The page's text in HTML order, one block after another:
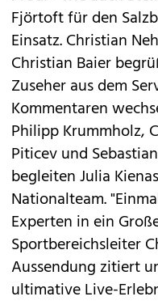
Fjörtoft für den
Einsatz. Christian
Christian Baier
Zuseher aus dem
Kommentaren
Philipp Krummholz,
Piticev und
begleiten Julia
Nationalteam.
Experten in ein
Sportbereichsleiter
Aussendung zitiert
ultimative Live-